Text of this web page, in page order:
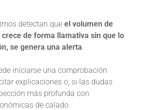
detectan que el volumen de
de forma llamativa sin que lo
se genera una alerta.
iniciarse una comprobación
explicaciones o, si las dudas
más profunda con
de calado.